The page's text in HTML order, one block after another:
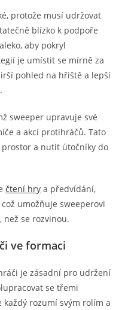
protože musí udržovat
blízko k podpoře
aby pokryl
je umístit se mírně za
pohled na hřiště a lepší
sweeper upravuje své
a akcí protihráčů. Tato
a nutit útočníky do
čtení hry a předvídání,
umožňuje sweeperovi
než se rozvinou.
ve formaci
je zásadní pro udržení
se třemi
rozumí svým rolím a